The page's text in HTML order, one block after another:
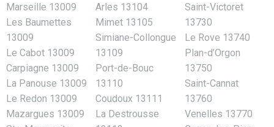
Marseille 13009
Les Baumettes
13009
Le Cabot 13009
Carpiagne 13009
La Panouse 13009
Le Redon 13009
Mazargues 13009
Arles 13104
Mimet 13105
Simiane-Collongue
13109
Port-de-Bouc
13110
Coudoux 13111
La Destrousse
Saint-Victoret
13730
Le Rove 13740
Plan-d’Orgon
13750
Saint-Cannat
13760
Venelles 13770